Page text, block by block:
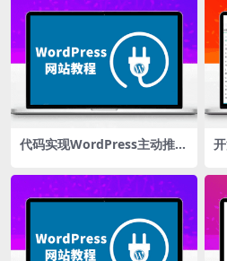
代码实现WordPress主动推送